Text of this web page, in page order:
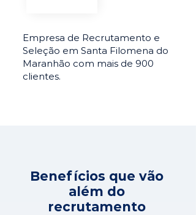
Empresa de Recrutamento e
Seleção em Santa Filomena do
Maranhão com mais de 900
clientes.
Benefícios que vão
além do
recrutamento